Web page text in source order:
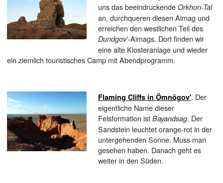
uns das beeindruckendeOrkhon-Tal
an, durchqueren diesen Aimag und
erreichen den westlichen Teil des
Dundgov'-Aimags. Dort finden wir
eine alte Klosteranlage und wieder
ein ziemlich touristisches Camp mit Abendprogramm.
Flaming Cliffs in Ömnögov'. Der
eigentliche Name dieser
Felsformation istBayandsag. Der
Sandstein leuchtet orange-rot in der
untergehenden Sonne. Muss man
gesehen haben. Danach geht es
weiter in den Süden.